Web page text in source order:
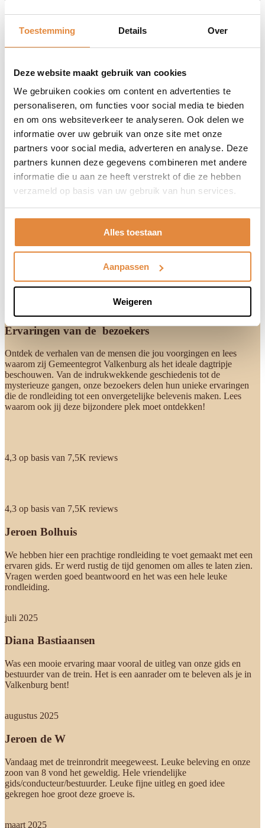
Toestemming Details Over
Deze website maakt gebruik van cookies
We gebruiken cookies om content en advertenties te
personaliseren, om functies voor social media te bieden
en om ons websiteverkeer te analyseren. Ook delen we
informatie over uw gebruik van onze site met onze
partners voor social media, adverteren en analyse. Deze
partners kunnen deze gegevens combineren met andere
informatie die u aan ze heeft verstrekt of die ze hebben
verzameld op basis van uw gebruik van hun services.
Alles toestaan
Aanpassen
Weigeren
Mergel is een zachte vorm van kalksteen die vroeger veel werd
gebruikt als bouwmateriaal.
In de muren van de grot werden boekhoudingen en markeringen
ingekrast om bij te houden waar en hoeveel mergel er werd
gewonnen.
Voor ieder gezelschap
kinderen op pad bent of samen een dagje uit plant: er is altijd een
rondleiding die bij jullie bezoek past.
Onze tours
Ervaringen van de bezoekers
Ontdek de verhalen van de mensen die jou voorgingen en lees
waarom zij Gemeentegrot Valkenburg als het ideale dagtripje
beschouwen. Van de indrukwekkende geschiedenis tot de
mysterieuze gangen, onze bezoekers delen hun unieke ervaringen
die de rondleiding tot een onvergetelijke belevenis maken. Lees
waarom ook jij deze bijzondere plek moet ontdekken!
4,3 op basis van 7,5K reviews
4,3 op basis van 7,5K reviews
Jeroen Bolhuis
We hebben hier een prachtige rondleiding te voet gemaakt met een
ervaren gids. Er werd rustig de tijd genomen om alles te laten zien.
Vragen werden goed beantwoord en het was een hele leuke
rondleiding.
juli 2025
Diana Bastiaansen
Was een mooie ervaring maar vooral de uitleg van onze gids en
bestuurder van de trein. Het is een aanrader om te beleven als je in
Valkenburg bent!
augustus 2025
Jeroen de W
Vandaag met de treinrondrit meegeweest. Leuke beleving en onze
zoon van 8 vond het geweldig. Hele vriendelijke
gids/conducteur/bestuurder. Leuke fijne uitleg en goed idee
gekregen hoe groot deze groeve is.
maart 2025